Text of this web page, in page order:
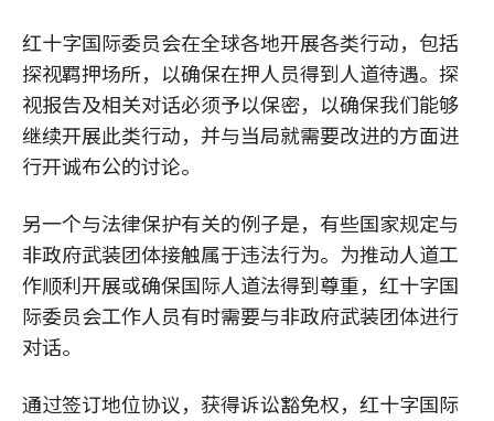
红十字国际委员会在全球各地开展各类行动，包括
探视羁押场所，以确保在押人员得到人道待遇。探
视报告及相关对话必须予以保密，以确保我们能够
继续开展此类行动，并与当局就需要改进的方面进
行开诚布公的讨论。
另一个与法律保护有关的例子是，有些国家规定与
非政府武装团体接触属于违法行为。为推动人道工
作顺利开展或确保国际人道法得到尊重，红十字国
际委员会工作人员有时需要与非政府武装团体进行
对话。
通过签订地位协议，获得诉讼豁免权，红十字国际